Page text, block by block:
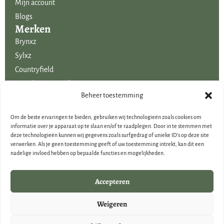
Beheer toestemming
Om de beste ervaringen te bieden, gebruiken wij technologieën zoals cookies om
informatie over je apparaat op te slaan en/of te raadplegen. Door in te stemmen met
deze technologieën kunnen wij gegevens zoals surfgedrag of unieke ID's op deze site
verwerken. Als je geen toestemming geeft of uw toestemming intrekt, kan dit een
nadelige invloed hebben op bepaalde functies en mogelijkheden.
Accepteren
Weigeren
bijzondere seizoen decoraties ontbreken zeker ook niet in het
assortiment. Een wisselend assortiment volgens de laatste
woontrends is verkrijgbaar in de winkel en webwinkel van Creatieve
Decoraties Voor Jou.
Mijn account
Blogs
Merken
Brynxz
Sylxz
Countryfield
Uitgelicht voor jou!
Voordelige boeketten kunstbloemen
Woondecoraties
Cadeau-artikelen
Brynxz Outlet
Landelijke houten woondecoraties